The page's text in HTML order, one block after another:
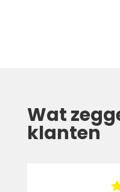
Wat
klanten